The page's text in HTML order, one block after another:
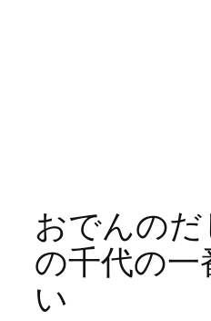
おでんのだ
の千代の一
い